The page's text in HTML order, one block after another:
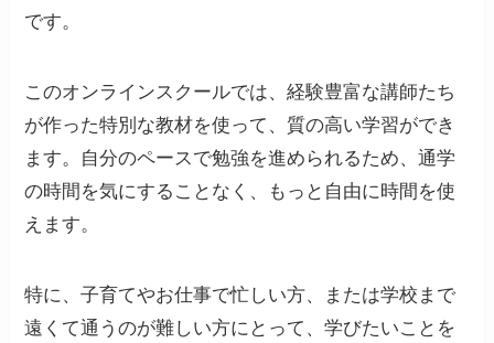
です。
このオンラインスクールでは、経験豊富な講師たち
が作った特別な教材を使って、質の高い学習ができ
ます。自分のペースで勉強を進められるため、通学
の時間を気にすることなく、もっと自由に時間を使
えます。
特に、子育てやお仕事で忙しい方、または学校まで
遠くて通うのが難しい方にとって、学びたいことを